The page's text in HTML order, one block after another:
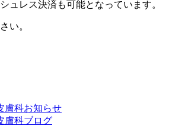
ュレス決済も可能となっています。
い。
膚科お知らせ
膚科ブログ